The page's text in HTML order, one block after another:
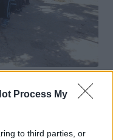
Process My
to third parties, or
στην
στον